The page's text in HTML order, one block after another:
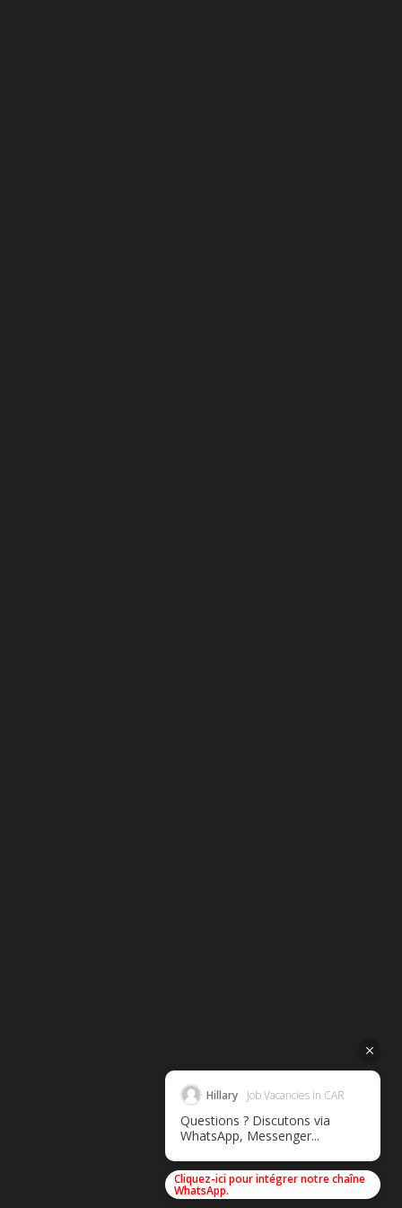
Hillary Job Vacancies in CAR
Questions ? Discutons via
WhatsApp, Messenger...
Cliquez-ici pour intégrer notre chaîne
WhatsApp.